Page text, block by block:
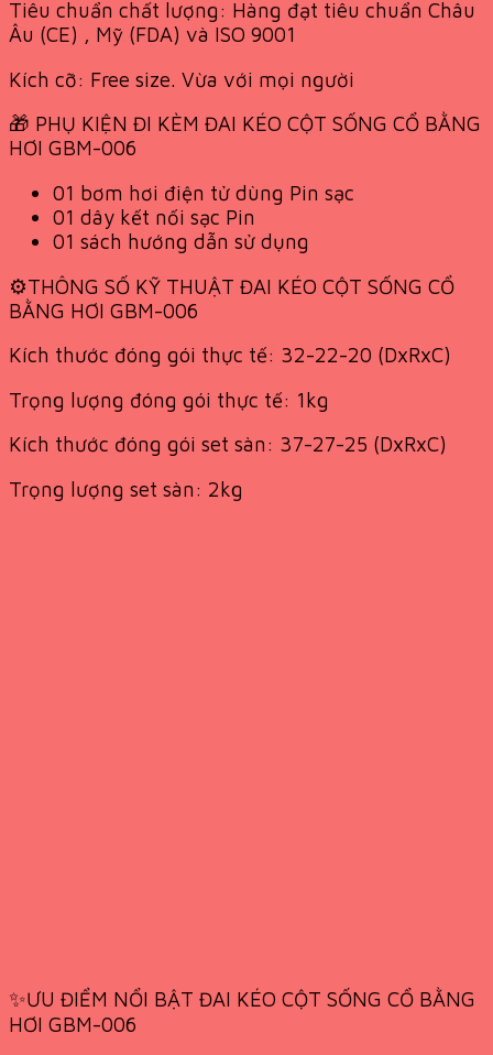
Tiêu chuẩn chất lượng: Hàng đạt tiêu chuẩn Châu
Âu (CE) , Mỹ (FDA) và ISO 9001
Kích cỡ: Free size. Vừa với mọi người
🎁 PHỤ KIỆN ĐI KÈM ĐAI KÉO CỘT SỐNG CỔ BẰNG
HƠI GBM-006
01 bơm hơi điện tử dùng Pin sạc
01 dây kết nối sạc Pin
01 sách hướng dẫn sử dụng
⚙️THÔNG SỐ KỸ THUẬT ĐAI KÉO CỘT SỐNG CỔ
BẰNG HƠI GBM-006
Kích thước đóng gói thực tế: 32-22-20 (DxRxC)
Trọng lượng đóng gói thực tế: 1kg
Kích thước đóng gói set sàn: 37-27-25 (DxRxC)
Trọng lượng set sàn: 2kg
✨ƯU ĐIỂM NỔI BẬT ĐAI KÉO CỘT SỐNG CỔ BẰNG
HƠI GBM-006